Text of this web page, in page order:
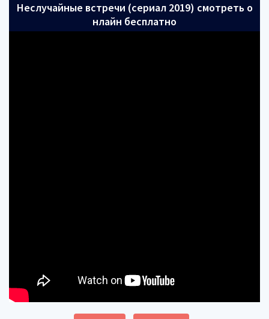
Неслучайные встречи (сериал 2019) смотреть о
нлайн бесплатно